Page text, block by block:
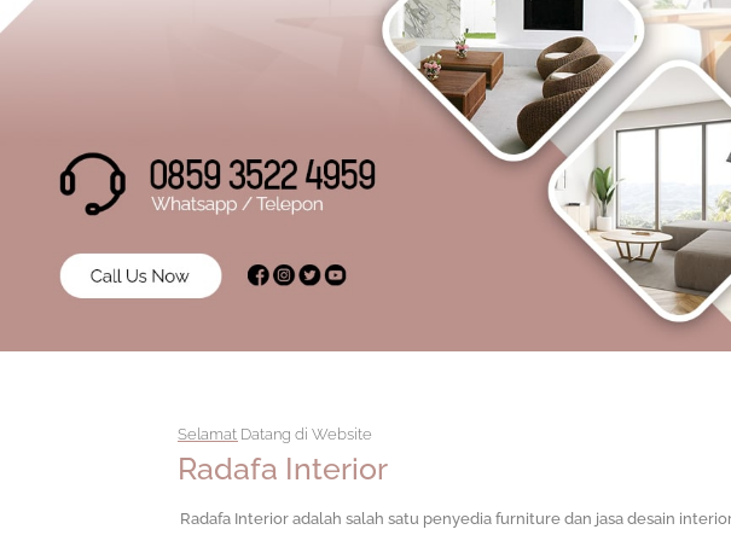
Selamat Datang di Website
Radafa Interior
Radafa Interior adalah salah satu penyedia furniture dan jasa desain